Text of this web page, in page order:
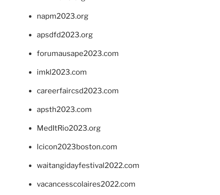
napm2023.org
apsdfd2023.org
forumausape2023.com
imkl2023.com
careerfaircsd2023.com
apsth2023.com
MedItRio2023.org
lcicon2023boston.com
waitangidayfestival2022.com
vacancesscolaires2022.com